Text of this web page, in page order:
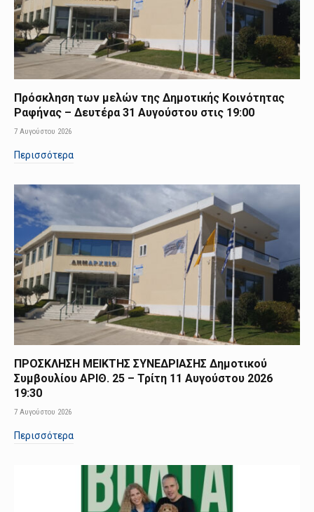
Πρόσκληση των μελών της Δημοτικής Κοινότητας
Ραφήνας – Δευτέρα 31 Αυγούστου στις 19:00
7 Αυγούστου 2026
Περισσότερα
ΠΡΟΣΚΛΗΣΗ ΜΕΙΚΤΗΣ ΣΥΝΕΔΡΙΑΣΗΣ Δημοτικού
Συμβουλίου ΑΡΙΘ. 25 – Τρίτη 11 Αυγούστου 2026
19:30
7 Αυγούστου 2026
Περισσότερα